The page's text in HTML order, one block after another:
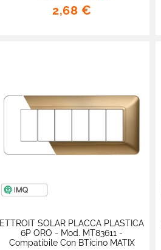
2,68 €
ETTROIT SOLAR PLACCA PLASTICA
6P ORO - Mod. MT83611 -
Compatibile Con BTicino MATIX